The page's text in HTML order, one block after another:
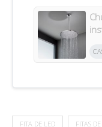
FITA DE LED FITAS